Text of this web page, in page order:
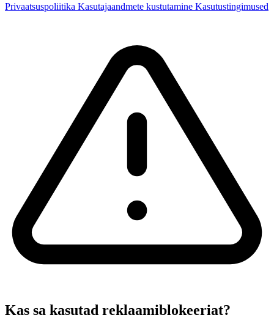
Privaatsuspoliitika Kasutajaandmete kustutamine Kasutustingimused
Kas sa kasutad reklaamiblokeeriat?